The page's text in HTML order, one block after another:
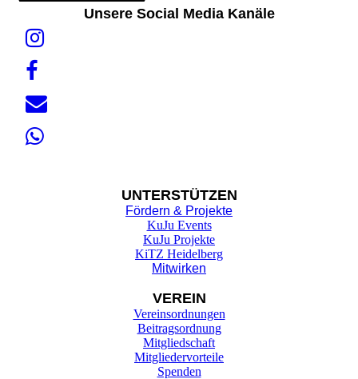
Unsere Social Media Kanäle
UNTERSTÜTZEN
Fördern & Projekte
KuJu Events
KuJu Projekte
KiTZ Heidelberg
Mitwirken
VEREIN
Vereinsordnungen
Beitragsordnung
Mitgliedschaft
Mitgliedervorteile
Spenden